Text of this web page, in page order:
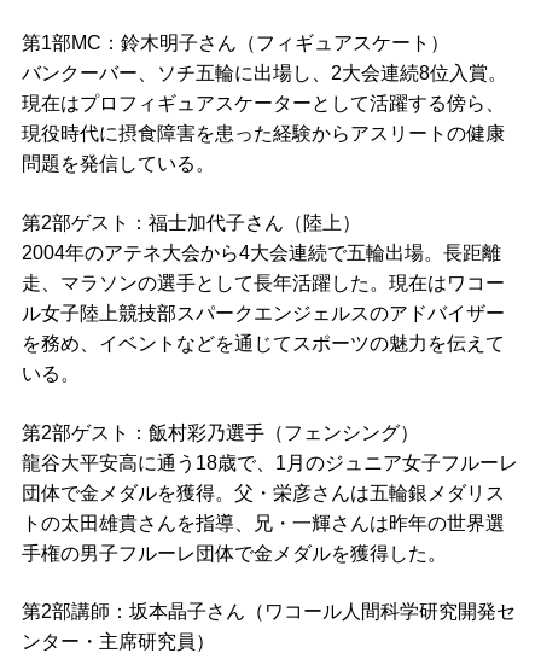
第1部MC：鈴木明子さん（フィギュアスケート）
バンクーバー、ソチ五輪に出場し、2大会連続8位入賞。
現在はプロフィギュアスケーターとして活躍する傍ら、
現役時代に摂食障害を患った経験からアスリートの健康
問題を発信している。
第2部ゲスト：福士加代子さん（陸上）
2004年のアテネ大会から4大会連続で五輪出場。長距離
走、マラソンの選手として長年活躍した。現在はワコー
ル女子陸上競技部スパークエンジェルスのアドバイザー
を務め、イベントなどを通じてスポーツの魅力を伝えて
いる。
第2部ゲスト：飯村彩乃選手（フェンシング）
龍谷大平安高に通う18歳で、1月のジュニア女子フルーレ
団体で金メダルを獲得。父・栄彦さんは五輪銀メダリス
トの太田雄貴さんを指導、兄・一輝さんは昨年の世界選
手権の男子フルーレ団体で金メダルを獲得した。
第2部講師：坂本晶子さん（ワコール人間科学研究開発セ
ンター・主席研究員）